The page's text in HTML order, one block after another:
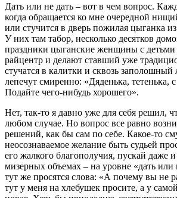
Дать или не дать – вот в чем вопрос.
когда обращается ко мне очередной
или стучится в дверь пожилая цыганка
У них там табор, несколько десятков
праздники цыганские женщины с
райцентр и делают ставший уже
стучатся в калитки и сквозь
лепечут смиренно: «Дяденька, тетенька,
Подайте чего-нибудь хорошего».
Нет, так-то я давно уже для себя решил,
любом случае. Но вопрос все равно
решений, как бы сам по себе. Какое-то
неосознаваемое желание быть судьей
его жалкого благополучия, пускай даже и
мизерных объемах – на уровне «дать или
тут же просятся слова: «А почему вы не
тут у меня на хлебушек просите, а у